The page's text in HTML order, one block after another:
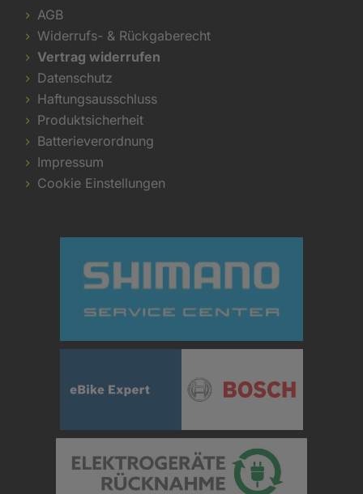
AGB
Widerrufs- & Rückgaberecht
Vertrag widerrufen
Datenschutz
Haftungsausschluss
Produktsicherheit
Batterieverordnung
Impressum
Cookie Einstellungen